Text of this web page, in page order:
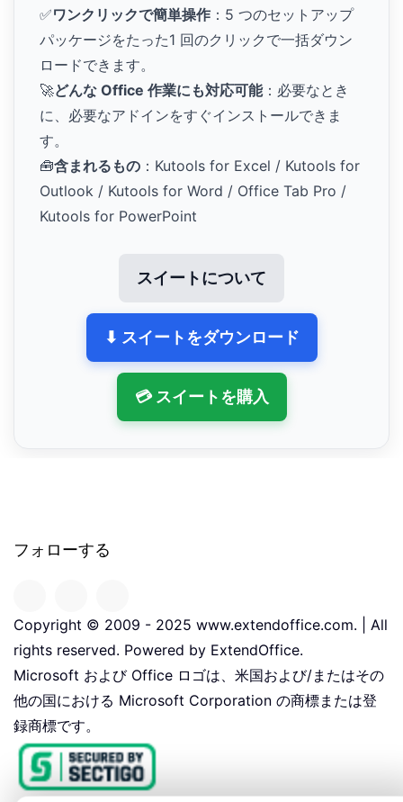
✅ワンクリックで簡単操作 ：5 つのセットアップ
パッケージをたった1 回のクリックで一括ダウン
ロードできます。
🚀どんな Office 作業にも対応可能：必要なとき
に、必要なアドインをすぐインストールできま
す。
🧰含まれるもの ：Kutools for Excel / Kutools for
Outlook / Kutools for Word / Office Tab Pro /
Kutools for PowerPoint
スイートについて
⬇ スイートをダウンロード
💳 スイートを購入
フォローする
Copyright © 2009 - 2025 www.extendoffice.com. | All
rights reserved. Powered by ExtendOffice.
Microsoft および Office ロゴは、米国および/またはその
他の国における Microsoft Corporation の商標または登
録商標です。